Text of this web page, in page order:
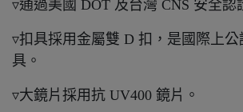
▿通過美國 DOT 及台灣 CNS 安全認
▿扣具採用金屬雙 D 扣，是國際上公
具。
▿大鏡片採用抗 UV400 鏡片。